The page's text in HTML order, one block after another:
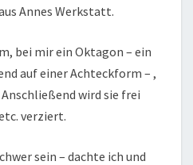
Annes Werkstatt.
bei mir ein Oktagon – ein
auf einer Achteckform – ,
wird sie frei
verziert.
sein – dachte ich und